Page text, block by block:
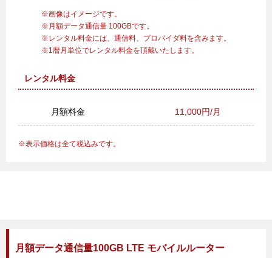
画像はイメージです。
月額データ通信量 100GBです。
レンタル料金には、通信料、プロバイダ料を含みます。
1暦月単位でレンタル料金を頂戴いたします。
レンタル料金
月額料金 11,000円/月
表示価格は全て税込みです。
月額データ通信量100GB LTE モバイルルーター